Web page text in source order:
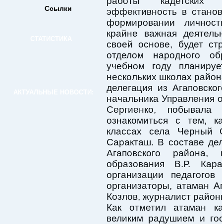
Ссылки
эффективность в
формировании
крайне важная
своей основе, будет
отделом народного
учебном году
нескольких школах
делегация из
начальника Управления
Сергиенко,
ознакомиться с тем,
классах села
Саракташ. В составе
Агаповского района,
образования В.Р.
организации
организаторы, атаман
Козлов, журналист
Как отметил атаман
великим радушием и